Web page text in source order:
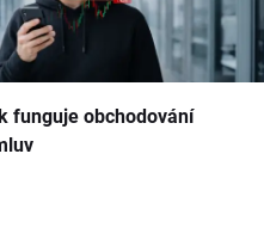
funguje obchodování